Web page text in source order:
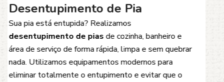
Desentupimento de Esgoto
Problemas comentupimento de esgoto
Oferecemos soluções rápidas e eficientes para
desobstrução de redes de esgoto, caixas de
inspeção e tubulações. Utilizamos equipamentos
modernos e técnicas seguras que garantem um